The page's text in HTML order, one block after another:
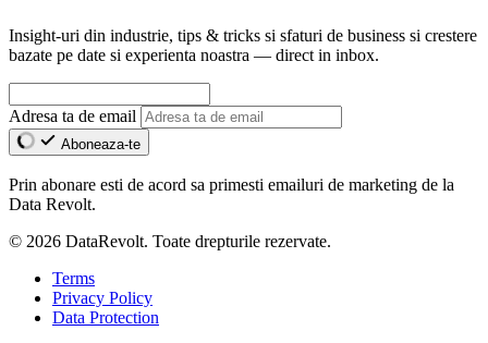
Insight-uri din industrie, tips & tricks si sfaturi de business si crestere
bazate pe date si experienta noastra — direct in inbox.
Adresa ta de email
Aboneaza-te
Prin abonare esti de acord sa primesti emailuri de marketing de la
Data Revolt.
© 2026 DataRevolt. Toate drepturile rezervate.
Terms
Privacy Policy
Data Protection